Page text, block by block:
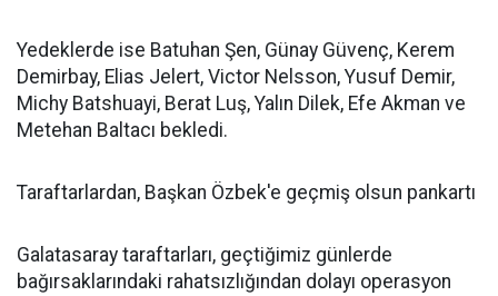
Yedeklerde ise Batuhan Şen, Günay Güvenç, Kerem
Demirbay, Elias Jelert, Victor Nelsson, Yusuf Demir,
Michy Batshuayi, Berat Luş, Yalın Dilek, Efe Akman ve
Metehan Baltacı bekledi.
Taraftarlardan, Başkan Özbek'e geçmiş olsun pankartı
Galatasaray taraftarları, geçtiğimiz günlerde
bağırsaklarındaki rahatsızlığından dolayı operasyon